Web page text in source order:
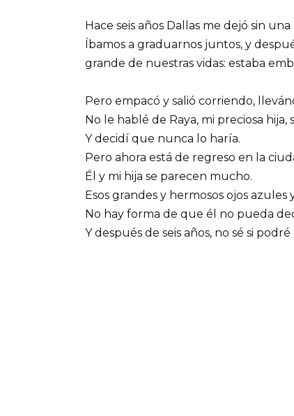
Hace seis años Dallas me dejó sin una
Íbamos a graduarnos juntos, y
grande de nuestras vidas: estaba
Pero empacó y salió corriendo,
No le hablé de Raya, mi preciosa hija,
Y decidí que nunca lo haría.
Pero ahora está de regreso en la
Él y mi hija se parecen mucho.
Esos grandes y hermosos ojos azules
No hay forma de que él no pueda
Y después de seis años, no sé si